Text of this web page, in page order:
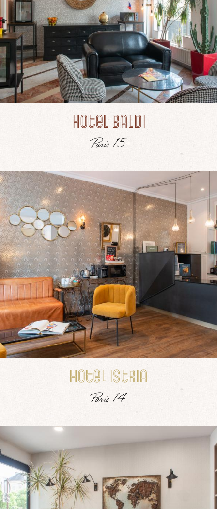
Hotel Baldi
Paris 15
Hotel Istria
Paris 14